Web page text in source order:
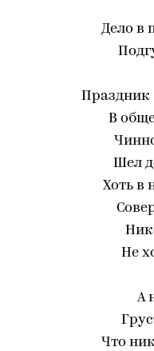
Дело в
Праздник
В
Шел
Хоть в
Не
А
Что